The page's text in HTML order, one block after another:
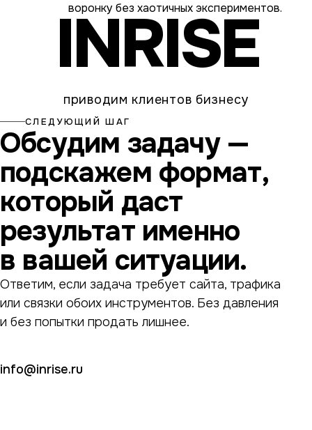
воронку без хаотичных экспериментов.
INRISE
приводим клиентов бизнесу
СЛЕДУЮЩИЙ ШАГ
Обсудим задачу —
подскажем формат,
который даст
результат именно
в вашей ситуации.
Ответим, если задача требует сайта, трафика
или связки обоих инструментов. Без давления
и без попытки продать лишнее.
info@inrise.ru